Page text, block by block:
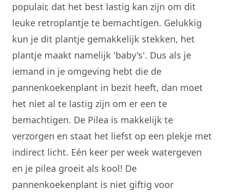
populair, dat het best lastig kan zijn om dit
leuke retroplantje te bemachtigen. Gelukkig
kun je dit plantje gemakkelijk stekken, het
plantje maakt namelijk 'baby's'. Dus als je
iemand in je omgeving hebt die de
pannenkoekenplant in bezit heeft, dan moet
het niet al te lastig zijn om er een te
bemachtigen. De Pilea is makkelijk te
verzorgen en staat het liefst op een plekje met
indirect licht. Eén keer per week watergeven
en je pilea groeit als kool! De
pannenkoekenplant is niet giftig voor